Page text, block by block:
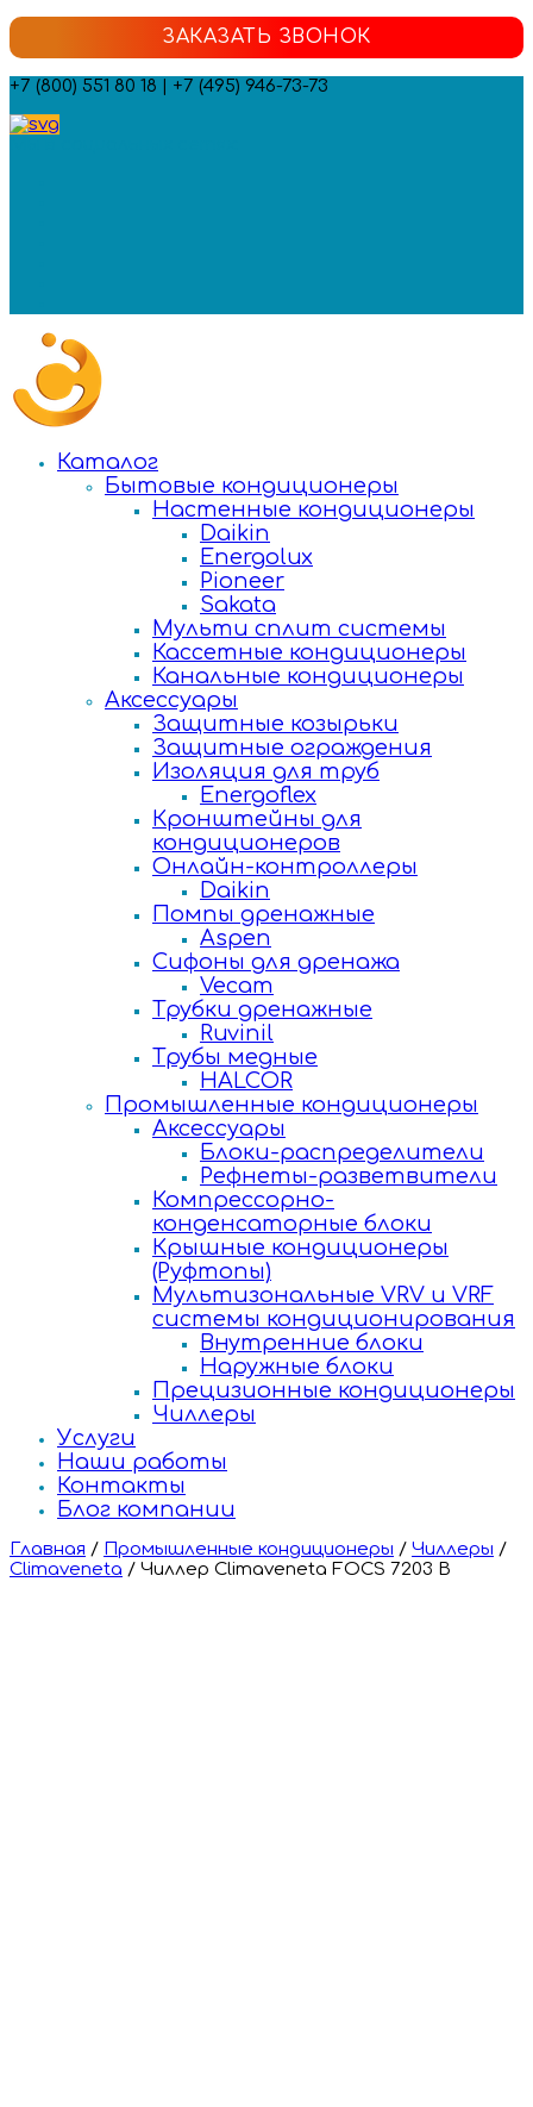
ЗАКАЗАТЬ ЗВОНОК
+7 (800) 551 80 18 | +7 (495) 946-73-73
Каталог
Бытовые кондиционеры
Настенные кондиционеры
Daikin
Energolux
Pioneer
Sakata
Мульти сплит системы
Кассетные кондиционеры
Канальные кондиционеры
Аксессуары
Защитные козырьки
Защитные ограждения
Изоляция для труб
Energoflex
Кронштейны для
кондиционеров
Онлайн-контроллеры
Daikin
Помпы дренажные
Aspen
Сифоны для дренажа
Vecam
Трубки дренажные
Ruvinil
Трубы медные
HALCOR
Промышленные кондиционеры
Аксессуары
Блоки-распределители
Рефнеты-разветвители
Компрессорно-
конденсаторные блоки
Крышные кондиционеры
(Руфтопы)
Мультизональные VRV и VRF
системы кондиционирования
Внутренние блоки
Наружные блоки
Прецизионные кондиционеры
Чиллеры
Услуги
Наши работы
Контакты
Блог компании
Главная / Промышленные кондиционеры / Чиллеры /
Climaveneta / Чиллер Climaveneta FOCS 7203 B